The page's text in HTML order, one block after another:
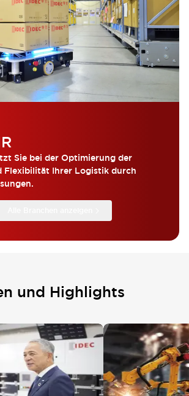
Sie bei der Optimierung der
Flexibilität Ihrer Logistik durch
und Highlights